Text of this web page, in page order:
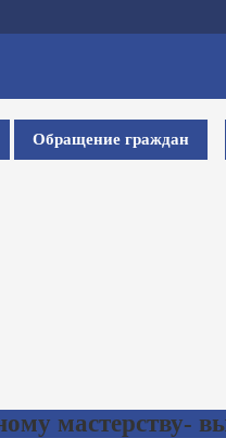
Обращение граждан
мастерству-